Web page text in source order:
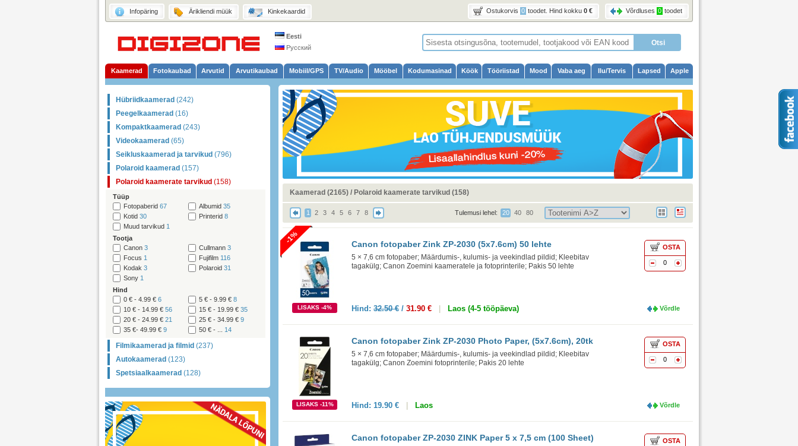
Infopäring Ärikliendi müük Kinkekaardid Ostukorvis 0 toodet . Hind kokku 0 € Võrdluses 0 toodet
Eesti
Русский
Kaamerad Fotokaubad Arvutid Arvutikaubad Mobiil/GPS TV/Audio Mööbel Kodumasinad Köök Tööriistad Mood Vaba aeg Ilu/Tervis Lapsed Apple
Hübriidkaamerad (242)
Peegelkaamerad (16)
Kompaktkaamerad (243)
Videokaamerad (65)
Seikluskaamerad ja tarvikud (796)
Polaroid kaamerad (157)
Polaroid kaamerate tarvikud (158)
Tüüp
Fotopaberid 67 Albumid 35
Kotid 30 Printerid 8
Muud tarvikud 1
Tootja
Canon 3 Cullmann 3
Focus 1 Fujifilm 116
Kodak 3 Polaroid 31
Sony 1
Hind
0 € - 4.99 € 6 5 € - 9.99 € 8
10 € - 14.99 € 56 15 € - 19.99 € 35
20 € - 24.99 € 21 25 € - 34.99 € 9
35 €- 49.99 € 9 50 € - ... 14
Filmikaamerad ja filmid (237)
Autokaamerad (123)
Spetsiaalkaamerad (128)
Kaamerad (2165) / Polaroid kaamerate tarvikud (158)
1 2 3 4 5 6 7 8 Tulemusi lehel: 20 40 80
Canon fotopaber Zink ZP-2030 (5x7.6cm) 50 lehte
5 × 7,6 cm fotopaber; Määrdumis-, kulumis- ja veekindlad pildid; Kleebitav
tagakülg; Canon Zoemini kaameratele ja fotoprinterile; Pakis 50 lehte
OSTA
0
LISAKS -4% Hind: 32.50 € / 31.90 € Laos (4-5 tööpäeva) Võrdle
-1%
Canon fotopaber Zink ZP-2030 Photo Paper, (5x7.6cm), 20tk
5 × 7,6 cm fotopaber; Määrdumis-, kulumis- ja veekindlad pildid; Kleebitav
tagakülg; Canon Zoemini fotoprinterile; Pakis 20 lehte
OSTA
0
LISAKS -11% Hind: 19.90 € Laos Võrdle
Canon fotopaber ZP-2030 ZINK Paper 5 x 7,5 cm (100 Sheet) OSTA